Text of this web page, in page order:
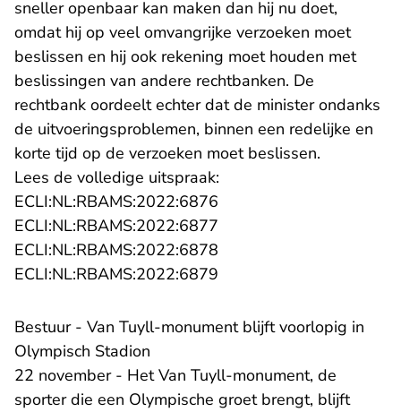
sneller openbaar kan maken dan hij nu doet,
omdat hij op veel omvangrijke verzoeken moet
beslissen en hij ook rekening moet houden met
beslissingen van andere rechtbanken. De
rechtbank oordeelt echter dat de minister ondanks
de uitvoeringsproblemen, binnen een redelijke en
korte tijd op de verzoeken moet beslissen.
Lees de volledige uitspraak:
ECLI:NL:RBAMS:2022:6876
ECLI:NL:RBAMS:2022:6877
ECLI:NL:RBAMS:2022:6878
ECLI:NL:RBAMS:2022:6879
Bestuur - Van Tuyll-monument blijft voorlopig in
Olympisch Stadion
22 november - Het Van Tuyll-monument, de
sporter die een Olympische groet brengt, blijft